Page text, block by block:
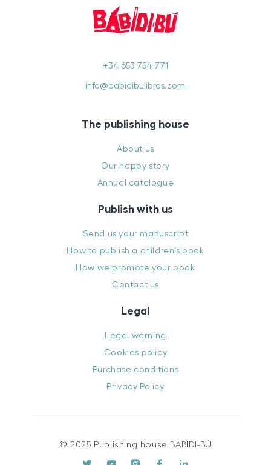
+34 653 754 771
info@babidibulibros.com
The publishing house
About us
Our happy story
Annual catalogue
Publish with us
Send us your manuscript
How to publish a children’s book
How we promote your book
Contact us
Legal
Legal warning
Cookies policy
Purchase conditions
Privacy Policy
© 2025 Publishing house BABIDI-BÚ